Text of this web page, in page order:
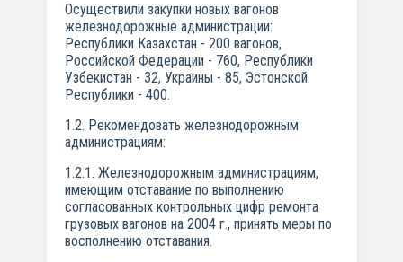
Осуществили закупки новых вагонов
железнодорожные администрации:
Республики Казахстан - 200 вагонов,
Российской Федерации - 760, Республики
Узбекистан - 32, Украины - 85, Эстонской
Республики - 400.
1.2. Рекомендовать железнодорожным
администрациям:
1.2.1. Железнодорожным администрациям,
имеющим отставание по выполнению
согласованных контрольных цифр ремонта
грузовых вагонов на 2004 г., принять меры по
восполнению отставания.